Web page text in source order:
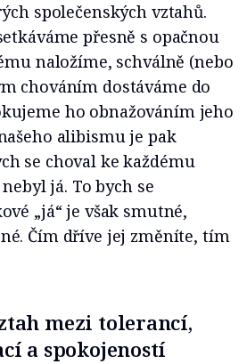
společenských vztahů.
přesně s opačnou
naložíme, schválně (nebo
chováním dostáváme do
ho obnažováním jeho
alibismu je pak
se choval ke každému
já. To bych se
„já“ je však smutné,
Čím dříve jej změníte, tím
mezi tolerancí,
a spokojeností